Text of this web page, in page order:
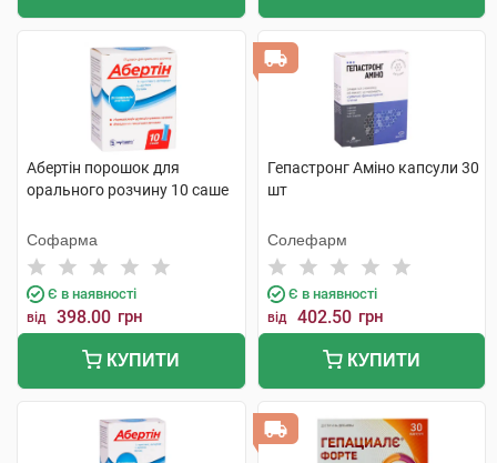
Абертін порошок для
орального розчину 10 саше
Софарма
Є в наявності
від 398.00 грн
КУПИТИ
Гепастронг Аміно капсули 30
шт
Солефарм
Є в наявності
від 402.50 грн
КУПИТИ